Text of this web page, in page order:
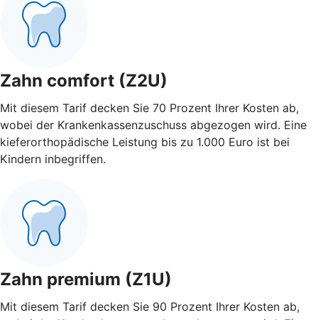
Zahn comfort (Z2U)
Mit diesem Tarif decken Sie 70 Prozent Ihrer Kosten ab,
wobei der Krankenkassenzuschuss abgezogen wird. Eine
kieferorthopädische Leistung bis zu 1.000 Euro ist bei
Kindern inbegriffen.
Zahn premium (Z1U)
Mit diesem Tarif decken Sie 90 Prozent Ihrer Kosten ab,